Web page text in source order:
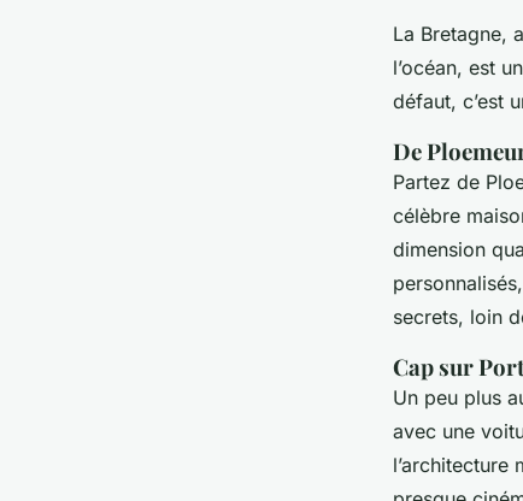
La Bretagne,
l’océan, est
défaut, c’est
De
Partez de
célèbre
dimension
secrets, loin
Cap sur
Un peu plus
avec une
l’architecture